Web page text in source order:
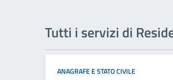
Tutti i servizi di
ANAGRAFE E STATO CIVILE